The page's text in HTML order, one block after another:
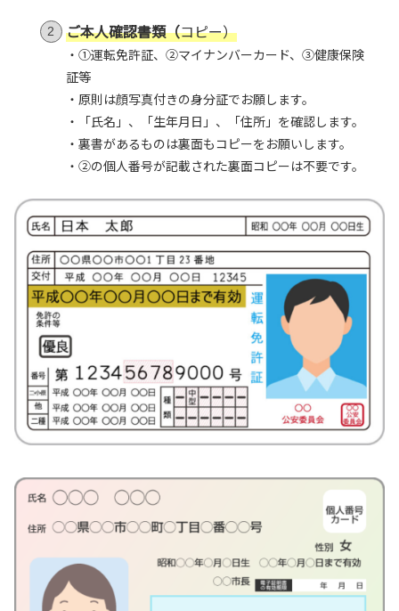
ご本人確認書類（コピー）
・①運転免許証、②マイナンバーカード、③健康保険
証等
・原則は顔写真付きの身分証でお願します。
・「氏名」、「生年月日」、「住所」を確認します。
・裏書があるものは裏面もコピーをお願いします。
・②の個人番号が記載された裏面コピーは不要です。